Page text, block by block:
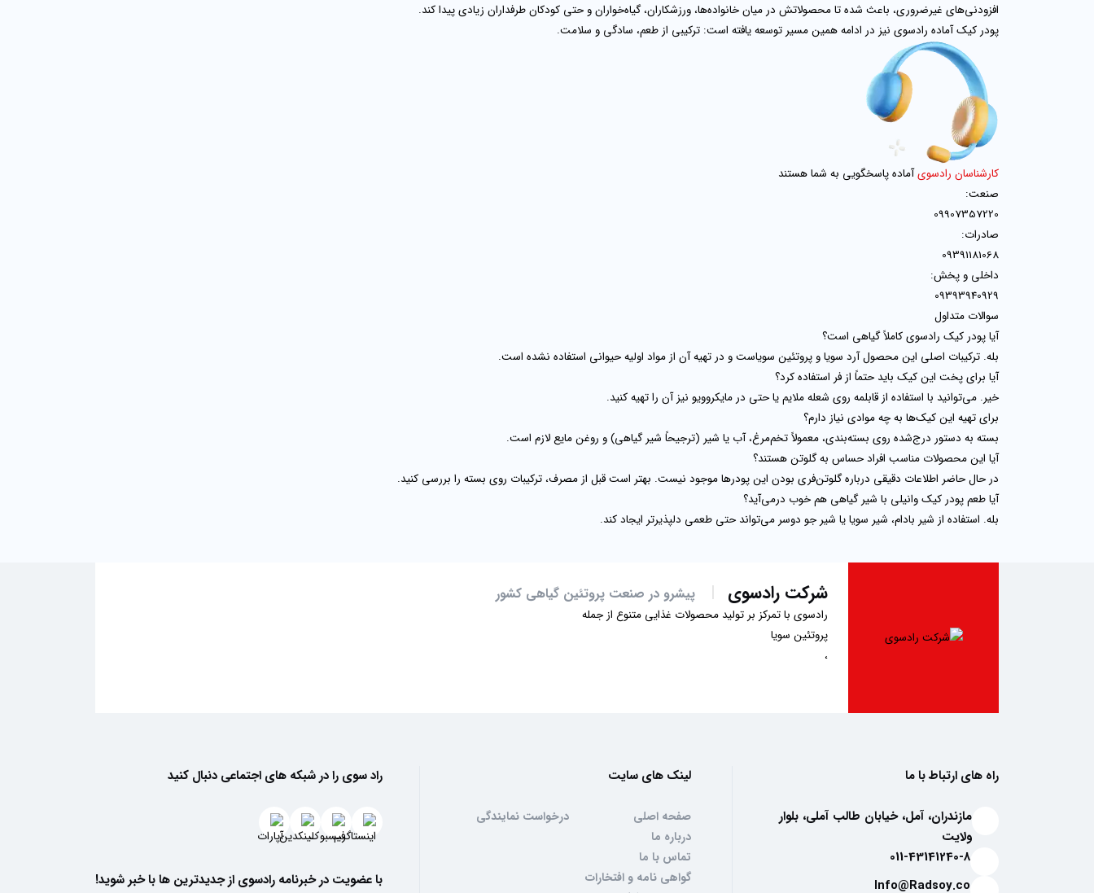
افزودنی‌های غیرضروری، باعث شده تا محصولاتش در میان خانواده‌ها، ورزشکاران، گیاه‌خواران و حتی کودکان طرفداران زیادی پیدا کند.
پودر کیک آماده رادسوی نیز در ادامه همین مسیر توسعه یافته است: ترکیبی از طعم، سادگی و سلامت.
کارشناسان رادسویآماده پاسخگویی به شما هستند
صنعت:
09907357220
صادرات:
09391181068
داخلی و پخش:
09393940929
سوالات متداول
آیا پودر کیک رادسوی کاملاً گیاهی است؟
بله. ترکیبات اصلی این محصول آرد سویا و پروتئین سویاست و در تهیه آن از مواد اولیه حیوانی استفاده نشده است.
آیا برای پخت این کیک باید حتماً از فر استفاده کرد؟
خیر. می‌توانید با استفاده از قابلمه روی شعله ملایم یا حتی در مایکروویو نیز آن را تهیه کنید.
برای تهیه این کیک‌ها به چه موادی نیاز دارم؟
بسته به دستور درج‌شده روی بسته‌بندی، معمولاً تخم‌مرغ، آب یا شیر (ترجیحاً شیر گیاهی) و روغن مایع لازم است.
آیا این محصولات مناسب افراد حساس به گلوتن هستند؟
در حال حاضر اطلاعات دقیقی درباره گلوتن‌فری بودن این پودرها موجود نیست. بهتر است قبل از مصرف، ترکیبات روی بسته را بررسی کنید.
آیا طعم پودر کیک وانیلی با شیر گیاهی هم خوب درمی‌آید؟
بله. استفاده از شیر بادام، شیر سویا یا شیر جو دوسر می‌تواند حتی طعمی دلپذیرتر ایجاد کند.
شرکت رادسوی پیشرو در صنعت پروتئین گیاهی کشور
رادسوی با تمرکز بر تولید محصولات غذایی متنوع از جمله
پروتئین سویا
،
سوپ آماده
، در تلاش است تا با ارائه محصولات باکیفیت، سبک زندگی سالم و تغذیه‌ای کامل را برای خانواده‌ها فراهم کند. سویا آجیلی رادسوی، تنقلاتی سالم و خوشمزه برای
کودکان، پودر کیک آماده، راهی آسان برای تهیه کیک‌های خانگی، و پودر سوخاری با طعمی ترد و ماندگار، از جمله محصولاتی هستند که تجربه‌ای متفاوت از آشپزی و
راه های ارتباط با ما
مازندران، آمل، خیابان طالب آملی، بلوار
ولایت
011-43141240-8
Info@Radsoy.co
لینک های سایت
صفحه اصلی
درباره ما
تماس با ما
گواهی نامه و افتخارات
درخواست نمایندگی
راد سوی را در شبکه های اجتماعی دنبال کنید
با عضویت در خبرنامه رادسوی از جدیدترین ها با خبر شوید!